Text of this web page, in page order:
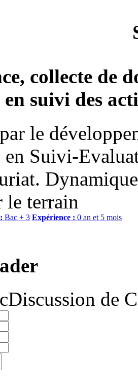
collecte de
en suivi des
le
en Suivi-
le terrain
Bac + 3 Expérience : 0 an et 5 mois
de